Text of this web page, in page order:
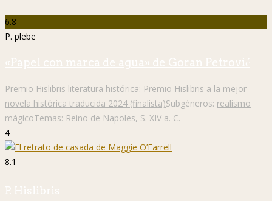
6.8
P. plebe
«Papel con marca de agua» de Goran Petrović
Premio Hislibris literatura histórica: Premio Hislibris a la mejor
novela histórica traducida 2024 (finalista)Subgéneros: realismo
mágicoTemas: Reino de Napoles, S. XIV a. C.
4
8.1
P. Hislibris